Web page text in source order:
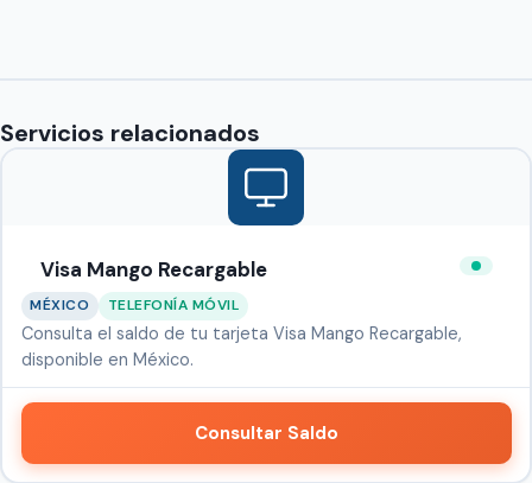
Servicios relacionados
Visa Mango Recargable
MÉXICO TELEFONÍA MÓVIL
Consulta el saldo de tu tarjeta Visa Mango Recargable,
disponible en México.
Consultar Saldo